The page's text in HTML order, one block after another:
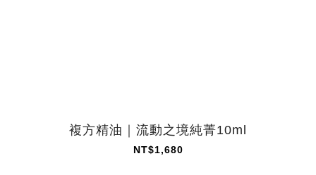
複方精油｜流動之境純菁10ml
NT$1,680